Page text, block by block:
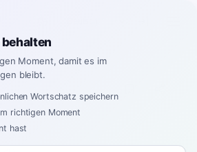
›hazte
behalten
Moment, damit es im
bleibt.
Wortschatz speichern
richtigen Moment
hast